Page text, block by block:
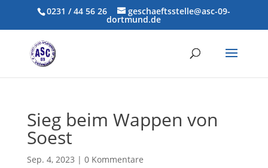
0231 / 44 56 26 geschaeftsstelle@asc-09-
dortmund.de
Sieg beim Wappen von
Soest
Sep. 4, 2023 | 0 Kommentare